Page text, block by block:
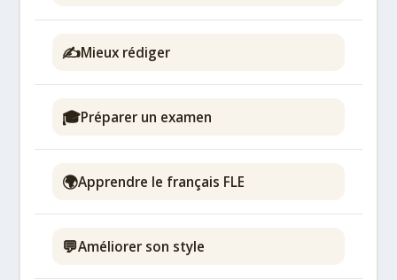
✍️Mieux rédiger
🎓Préparer un examen
🌍Apprendre le français FLE
💬Améliorer son style